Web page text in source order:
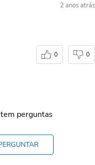
2 anos atrás
0 0
perguntas